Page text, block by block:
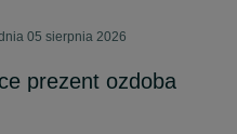
05 sierpnia 2026
prezent ozdoba